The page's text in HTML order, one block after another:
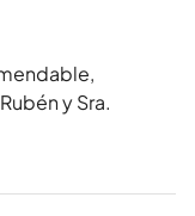
y Sra.